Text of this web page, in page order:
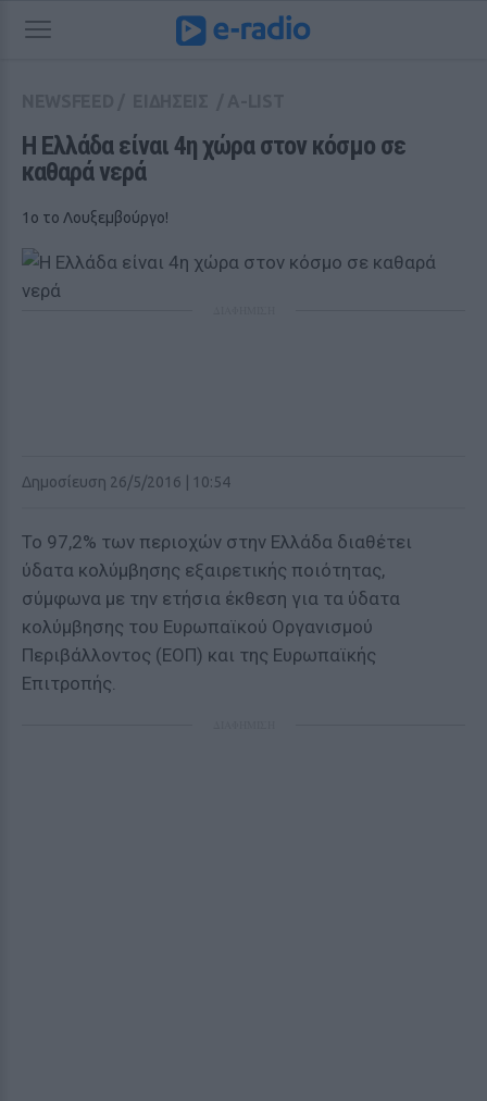
H Ελλάδα είναι 4η χώρα στον κόσμο σε
καθαρά νερά
1ο το Λουξεμβούργο!
Δημοσίευση 26/5/2016 | 10:54
Το 97,2% των περιοχών στην Ελλάδα διαθέτει
ύδατα κολύμβησης εξαιρετικής ποιότητας,
σύμφωνα με την ετήσια έκθεση για τα ύδατα
κολύμβησης του Ευρωπαϊκού Οργανισμού
Περιβάλλοντος (ΕΟΠ) και της Ευρωπαϊκής
Επιτροπής.